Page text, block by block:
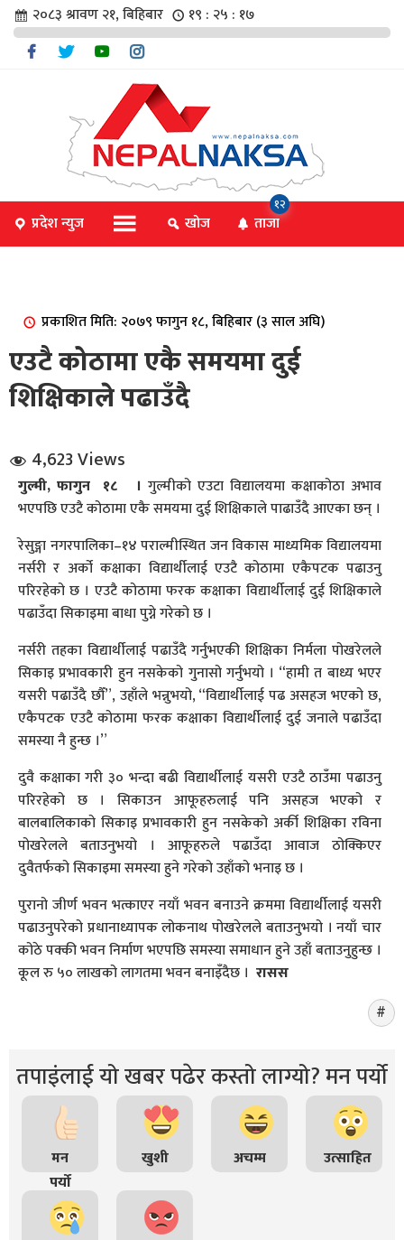
संवाद
२०८३ श्रावण २१, बिहिबार १९ : २५ : १७
प्रदेश न्युज खोज ताजा
१२
प्रकाशित मिति: २०७९ फागुन १८, बिहिबार (३ साल अघि)
एउटै कोठामा एकै समयमा दुई
शिक्षिकाले पढाउँदै
4,623 Views
गुल्मी, फागुन १८ । गुल्मीको एउटा विद्यालयमा कक्षाकोठा अभाव
भएपछि एउटै कोठामा एकै समयमा दुई शिक्षिकाले पाढाउँदै आएका छन् ।
रेसुङ्गा नगरपालिका–१४ पराल्मीस्थित जन विकास माध्यमिक विद्यालयमा
नर्सरी र अर्को कक्षाका विद्यार्थीलाई एउटै कोठामा एकैपटक पढाउनु
परिरहेको छ । एउटै कोठामा फरक कक्षाका विद्यार्थीलाई दुई शिक्षिकाले
पढाउँदा सिकाइमा बाधा पुग्ने गरेको छ ।
नर्सरी तहका विद्यार्थीलाई पढाउँदै गर्नुभएकी शिक्षिका निर्मला पोखरेलले
सिकाइ प्रभावकारी हुन नसकेको गुनासो गर्नुभयो । “हामी त बाध्य भएर
यसरी पढाउँदै छौँ”, उहाँले भन्नुभयो, “विद्यार्थीलाई पढ असहज भएको छ,
एकैपटक एउटै कोठामा फरक कक्षाका विद्यार्थीलाई दुई जनाले पढाउँदा
समस्या नै हुन्छ ।”
दुवै कक्षाका गरी ३० भन्दा बढी विद्यार्थीलाई यसरी एउटै ठाउँमा पढाउनु
परिरहेको छ । सिकाउन आफूहरुलाई पनि असहज भएको र
बालबालिकाको सिकाइ प्रभावकारी हुन नसकेको अर्की शिक्षिका रविना
पोखरेलले बताउनुभयो । आफूहरुले पढाउँदा आवाज ठोक्किएर
दुवैतर्फको सिकाइमा समस्या हुने गरेको उहाँको भनाइ छ ।
पुरानो जीर्ण भवन भत्काएर नयाँ भवन बनाउने क्रममा विद्यार्थीलाई यसरी
पढाउनुपरेको प्रधानाध्यापक लोकनाथ पोखरेलले बताउनुभयो । नयाँ चार
कोठे पक्की भवन निर्माण भएपछि समस्या समाधान हुने उहाँ बताउनुहुन्छ ।
कूल रु ५० लाखको लागतमा भवन बनाइँदैछ । रासस
तपाइंलाई यो खबर पढेर कस्तो लाग्यो? मन पर्यो
मन
पर्यो
खुशी अचम्म उत्साहित